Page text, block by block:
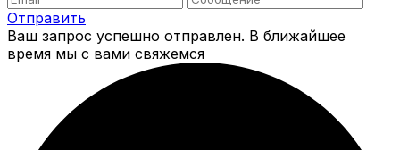
Отправить
Ваш запрос успешно отправлен. В ближайшее
время мы с вами свяжемся